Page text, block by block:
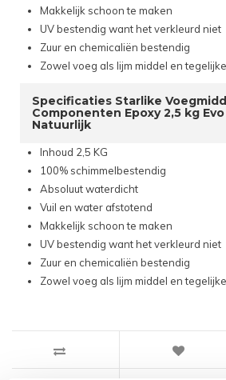
Makkelijk schoon te maken
UV bestendig want het verkleurd niet
Zuur en chemicaliën bestendig
Zowel voeg als lijm middel en
Specificaties Starlike
Componenten Epoxy 2,5 kg
Natuurlijk
Inhoud 2,5 KG
100% schimmelbestendig
Absoluut waterdicht
Vuil en water afstotend
Makkelijk schoon te maken
UV bestendig want het verkleurd niet
Zuur en chemicaliën bestendig
Zowel voeg als lijm middel en